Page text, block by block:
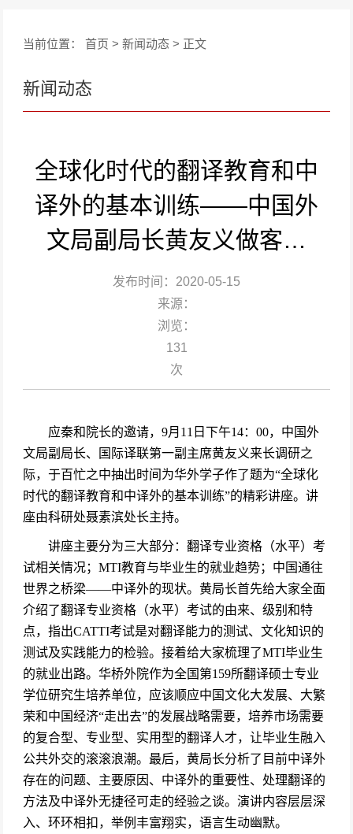
当前位置：首页 >新闻动态 > 正文
新闻动态
全球化时代的翻译教育和中
译外的基本训练——中国外
文局副局长黄友义做客…
发布时间：2020-05-15
来源：
浏览：
131
次
应秦和院长的邀请，9月11日下午14：00，中国外
文局副局长、国际译联第一副主席黄友义来长调研之
际，于百忙之中抽出时间为华外学子作了题为“全球化
时代的翻译教育和中译外的基本训练”的精彩讲座。讲
座由科研处聂素滨处长主持。
讲座主要分为三大部分：翻译专业资格（水平）考
试相关情况；MTI教育与毕业生的就业趋势；中国通往
世界之桥梁——中译外的现状。黄局长首先给大家全面
介绍了翻译专业资格（水平）考试的由来、级别和特
点，指出CATTI考试是对翻译能力的测试、文化知识的
测试及实践能力的检验。接着给大家梳理了MTI毕业生
的就业出路。华桥外院作为全国第159所翻译硕士专业
学位研究生培养单位，应该顺应中国文化大发展、大繁
荣和中国经济“走出去”的发展战略需要，培养市场需要
的复合型、专业型、实用型的翻译人才，让毕业生融入
公共外交的滚滚浪潮。最后，黄局长分析了目前中译外
存在的问题、主要原因、中译外的重要性、处理翻译的
方法及中译外无捷径可走的经验之谈。演讲内容层层深
入、环环相扣，举例丰富翔实，语言生动幽默。